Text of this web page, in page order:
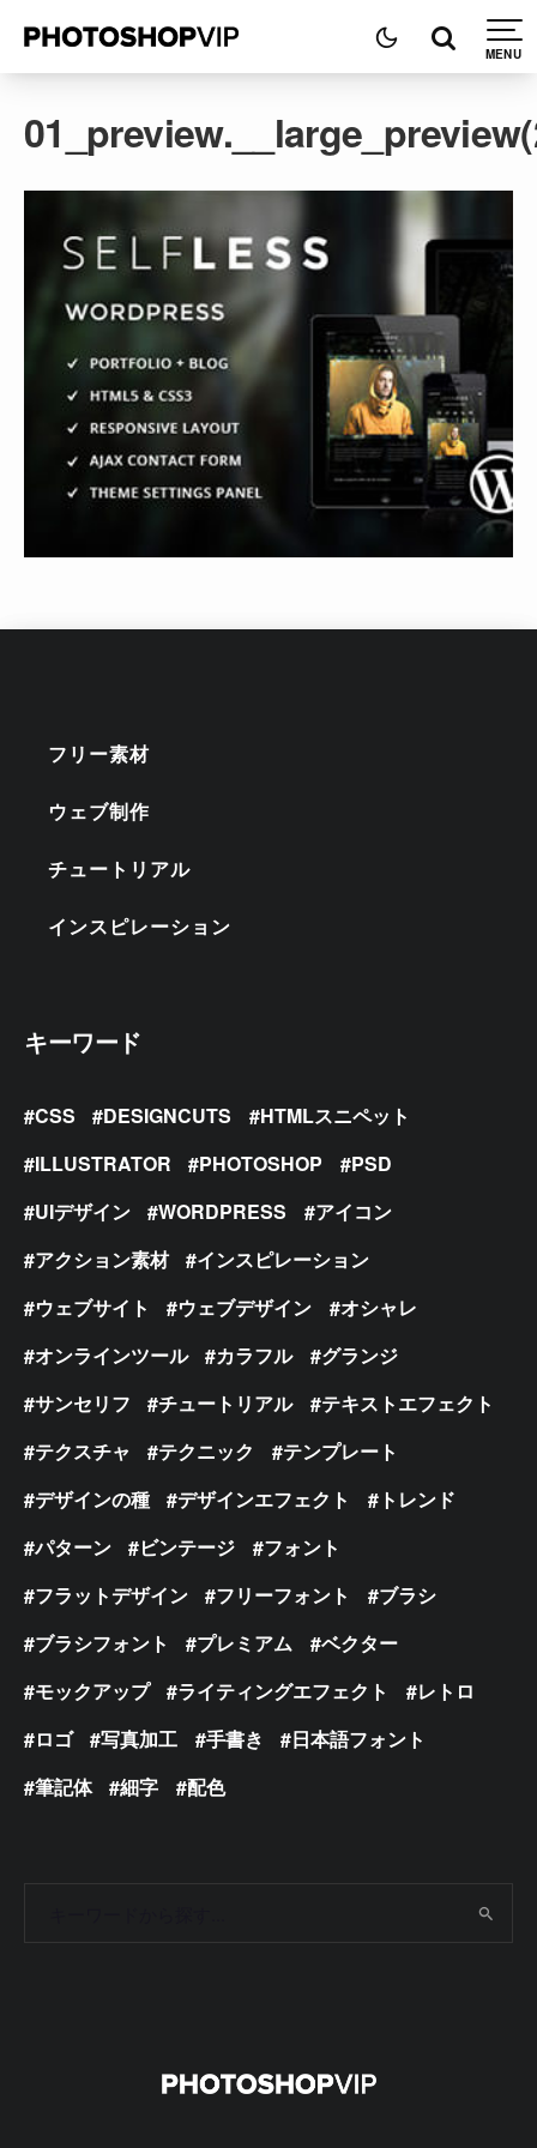
フリー素材
ウェブ制作
チュートリアル
インスピレーション
キーワード
CSS DESIGNCUTS
HTMLスニペット
ILLUSTRATOR
PHOTOSHOP
PSD
UIデザイン
WORDPRESS
アイコン
アクション素材
インスピレーション
ウェブサイト
ウェブデザイン
オシャレ
オンラインツール
カラフル
グランジ
サンセリフ
チュートリアル
テキストエフェクト
テクスチャ
テクニック
テンプレート
デザインの種
デザインエフェクト
トレンド
パターン
ビンテージ
フォント
フラットデザイン
フリーフォント
ブラシ
ブラシフォント
プレミアム
ベクター
モックアップ
ライティングエフェクト
レトロ
ロゴ
写真加工 手書き
日本語フォント
筆記体
細字 配色